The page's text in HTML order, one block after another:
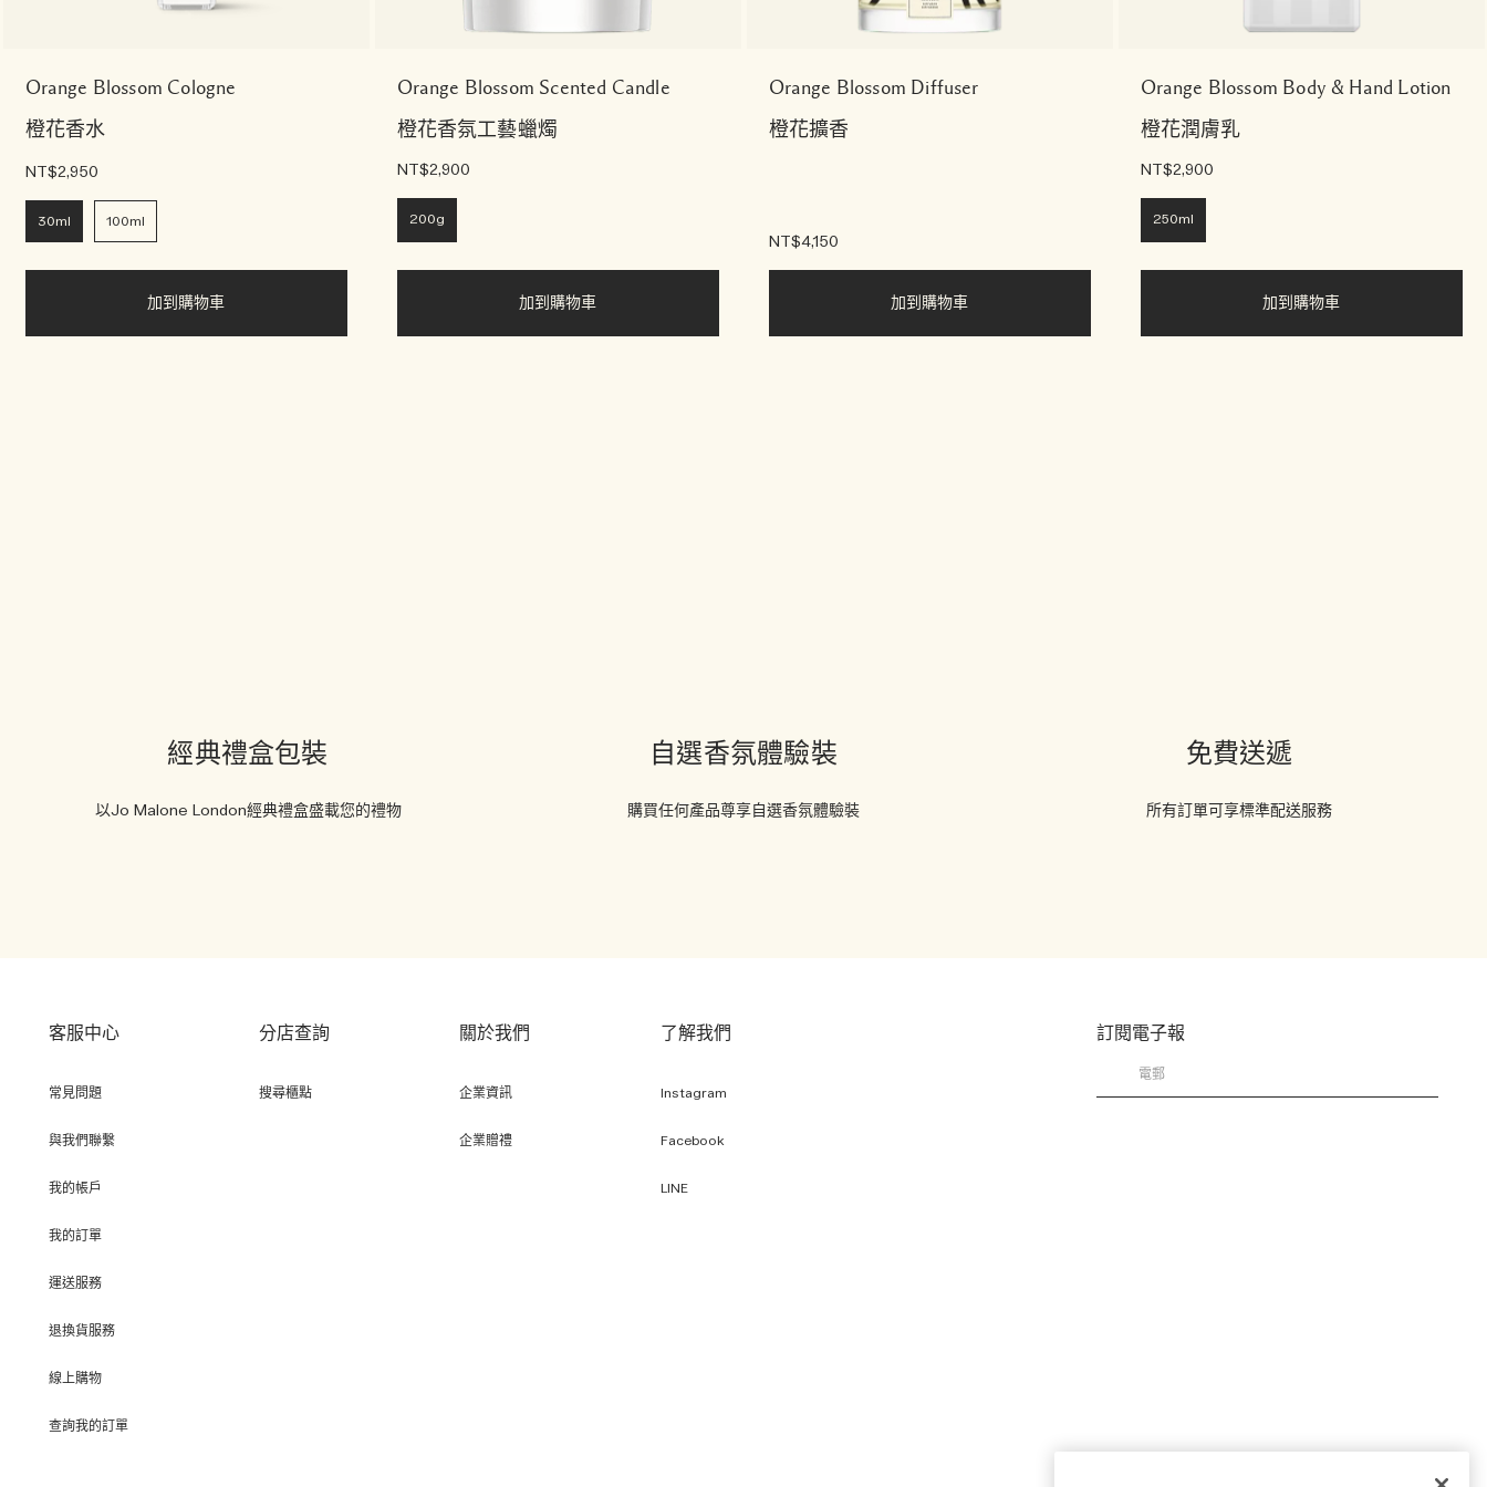
Orange Blossom Cologne
橙花香水
NT$2,950
30ml 100ml
加到購物車
Orange Blossom Scented Candle
橙花香氛工藝蠟燭
NT$2,900
200g
加到購物車
Orange Blossom Diffuser
橙花擴香
NT$4,150
加到購物車
Orange Blossom Body & Hand Lotion
橙花潤膚乳
NT$2,900
250ml
加到購物車
經典禮盒包裝
以Jo Malone London經典禮盒盛載您的禮物
自選香氛體驗裝
購買任何產品尊享自選香氛體驗裝
免費送遞
所有訂單可享標準配送服務
訂閱電子報
客服中心
常見問題
與我們聯繫
我的帳戶
我的訂單
運送服務
退換貨服務
線上購物
查詢我的訂單
分店查詢
搜尋櫃點
關於我們
企業資訊
企業贈禮
了解我們
Instagram
Facebook
LINE